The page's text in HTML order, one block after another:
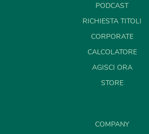
PODCAST
RICHIESTA TITOLI
CORPORATE
CALCOLATORE
AGISCI ORA
STORE
COMPANY